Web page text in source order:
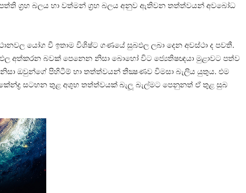
ග්‍රහ බලය හා වත්මන් ග්‍රහ බලය අනුව ඇතිවන තත්ත්වයන් අවබෝධ
යෝග වී ඉතාම විශිෂ්ට ගණයේ සුබඵල ලබා දෙන අවස්‌ථා ද පවතී.
අත්කරන බවක්‌ පෙනෙන නිසා බොහෝ විට ජ්‍යෙතිෂඥයා මුළාවට පත්ව
එනිසා ඔවුන්ගේ පිහිටීම් හා තත්ත්වයන් තීක්‍ෂණව විමසා බැලිය යුතුය. එම
සටහන තුළ අශුභ තත්ත්වයක්‌ බැලූ බැල්මට පෙනුනත් ඒ තුළ සුබ